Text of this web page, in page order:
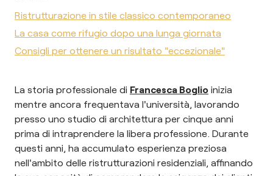
Ristrutturazione in stile classico contemporaneo
La casa come rifugio dopo una lunga giornata
Consigli per ottenere un risultato "eccezionale"
La storia professionale di Francesca Boglio inizia
mentre ancora frequentava l'università, lavorando
presso uno studio di architettura per cinque anni
prima di intraprendere la libera professione. Durante
questi anni, ha accumulato esperienza preziosa
nell'ambito delle ristrutturazioni residenziali, affinando